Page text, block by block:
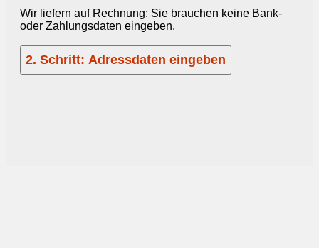
Wir liefern auf Rechnung: Sie brauchen keine Bank-
oder Zahlungsdaten eingeben.